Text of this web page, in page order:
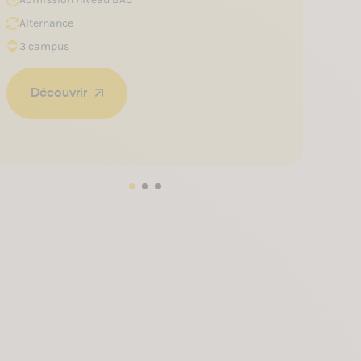
Alternance
3 campus
Découvrir